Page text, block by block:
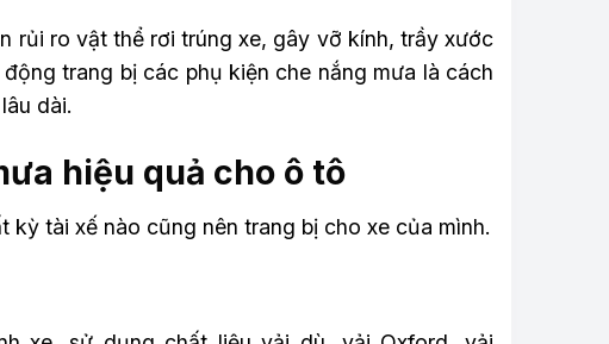
rủi ro vật thể rơi trúng xe, gây vỡ kính, trầy xước
trang bị các phụ kiện che nắng mưa là cách
dài.
hiệu quả cho ô tô
kỳ tài xế nào cũng nên trang bị cho xe của mình.